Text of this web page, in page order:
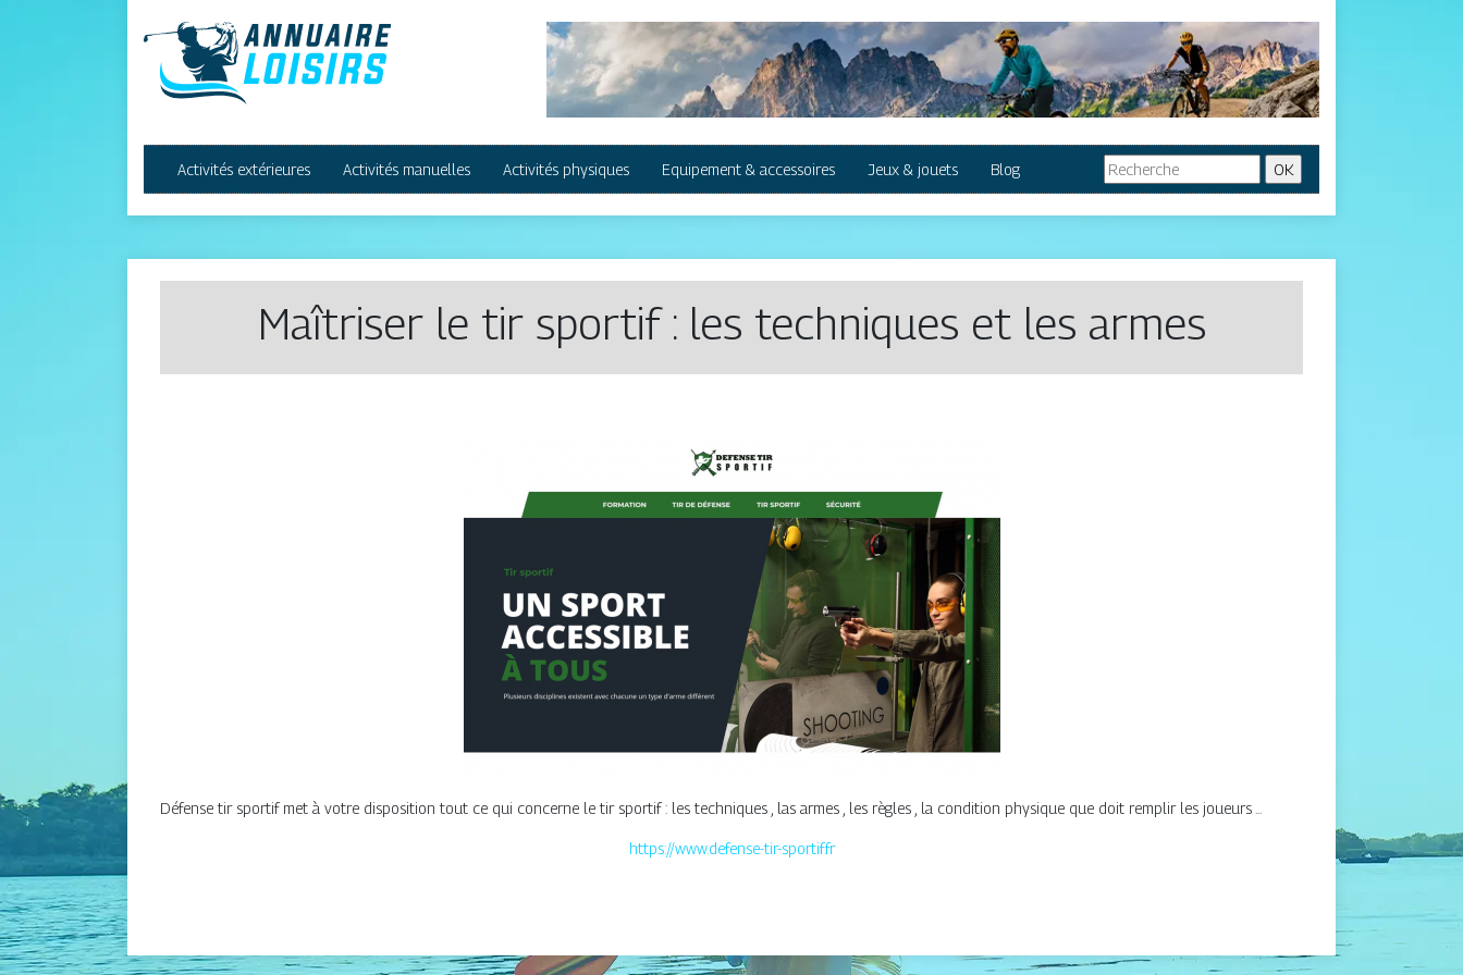
Activités extérieures Activités manuelles Activités physiques Equipement & accessoires Jeux & jouets Blog
Maîtriser le tir sportif : les techniques et les armes
Défense tir sportif met à votre disposition tout ce qui concerne le tir sportif : les techniques , las armes , les règles , la condition physique que doit remplir les joueurs ...
https://www.defense-tir-sportif.fr